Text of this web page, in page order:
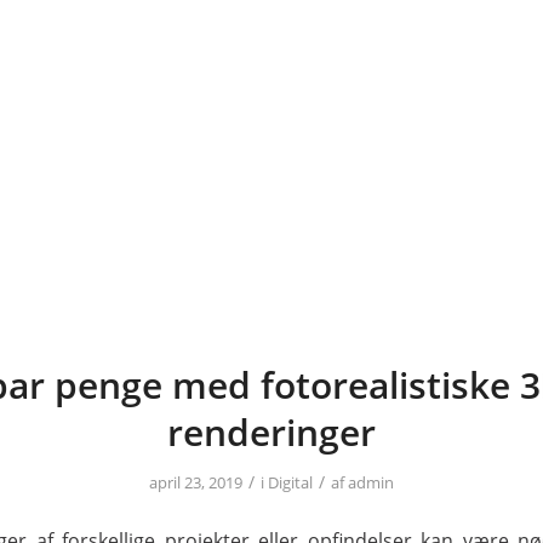
penge med fotorealistiske
renderinger
april 23, 2019 / i Digital / afadmin